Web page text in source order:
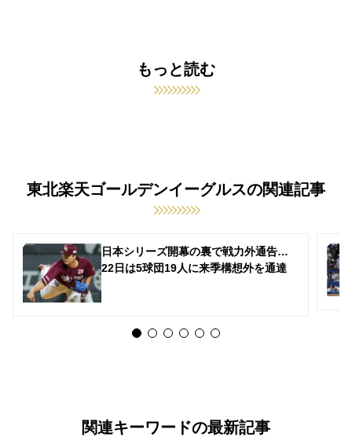
もっと読む
東北楽天ゴールデンイーグルスの関連記事
日本シリーズ開幕の裏で戦力外通告…
22日は5球団19人に来季構想外を通達
関連キーワードの最新記事